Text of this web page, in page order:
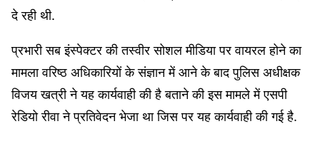
दे रही थी.
प्रभारी सब इंस्पेक्टर की तस्वीर सोशल मीडिया पर वायरल होने का
मामला वरिष्ठ अधिकारियों के संज्ञान में आने के बाद पुलिस अधीक्षक
विजय खत्री ने यह कार्यवाही की है बताने की इस मामले में एसपी
रेडियो रीवा ने प्रतिवेदन भेजा था जिस पर यह कार्यवाही की गई है.